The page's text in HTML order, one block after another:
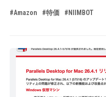
#Amazon #特価 #NIIMBOT